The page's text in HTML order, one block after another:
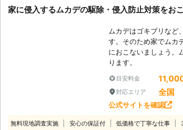
家に侵入するムカデの駆除・侵入防止対策をお
ムカデはゴキブリなど
す。そのため家でムカ
におこないましょう。
ります。
目安料金
対応エリア 全国
公式サイトを確認
無料現地調査実施 安心の保証付 低価格で丁寧な仕事